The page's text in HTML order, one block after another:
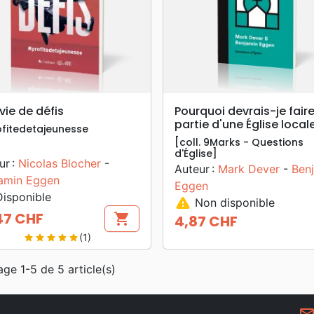
search APERÇU RAPIDE
de défis
: Nicolas Blocher -
Eggen
CHF shopping_cart
star star star star star(1)
search APERÇU RAPIDE
Pourquoi devrais-je faire
partie d'une Église
[coll. 9Marks - Questions
d'Église]
Auteur : Mark Dever-
Eggen
warning Non disponible
Prix
4,87 CHF
1-5 de 5 article(s)